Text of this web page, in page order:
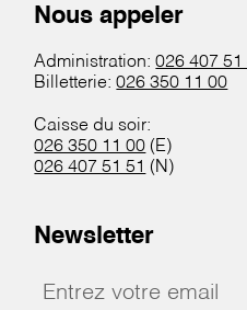
Nous appeler
Administration:026 407 51
Billetterie:026 350 11 00
Caisse du soir:
026 350 11 00 (E)
026 407 51 51 (N)
Newsletter